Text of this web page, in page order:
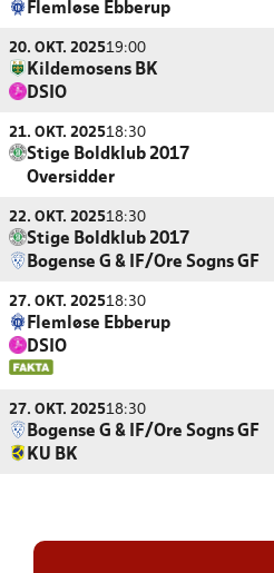
Flemløse Ebberup
20. OKT. 202519:00
Kildemosens BK
DSIO
21. OKT. 202518:30
Stige Boldklub 2017
Oversidder
22. OKT. 202518:30
Stige Boldklub 2017
Bogense G & IF/Ore Sogns GF
27. OKT. 202518:30
Flemløse Ebberup
DSIO
27. OKT. 202518:30
Bogense G & IF/Ore Sogns GF
KU BK